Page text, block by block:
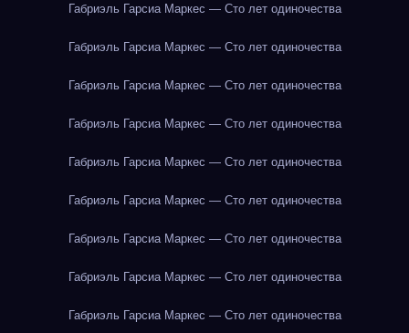
Габриэль Гарсиа Маркес — Сто лет одиночества
Габриэль Гарсиа Маркес — Сто лет одиночества
Габриэль Гарсиа Маркес — Сто лет одиночества
Габриэль Гарсиа Маркес — Сто лет одиночества
Габриэль Гарсиа Маркес — Сто лет одиночества
Габриэль Гарсиа Маркес — Сто лет одиночества
Габриэль Гарсиа Маркес — Сто лет одиночества
Габриэль Гарсиа Маркес — Сто лет одиночества
Габриэль Гарсиа Маркес — Сто лет одиночества